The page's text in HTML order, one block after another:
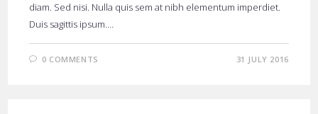
diam. Sed nisi. Nulla quis sem at nibh elementum imperdiet.
Duis sagittis ipsum.…
0 COMMENTS 31 JULY 2016